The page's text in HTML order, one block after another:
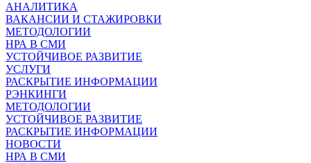
АНАЛИТИКА
ВАКАНСИИ И СТАЖИРОВКИ
МЕТОДОЛОГИИ
НРА В СМИ
УСТОЙЧИВОЕ РАЗВИТИЕ
УСЛУГИ
РАСКРЫТИЕ ИНФОРМАЦИИ
РЭНКИНГИ
МЕТОДОЛОГИИ
УСТОЙЧИВОЕ РАЗВИТИЕ
РАСКРЫТИЕ ИНФОРМАЦИИ
НОВОСТИ
НРА В СМИ